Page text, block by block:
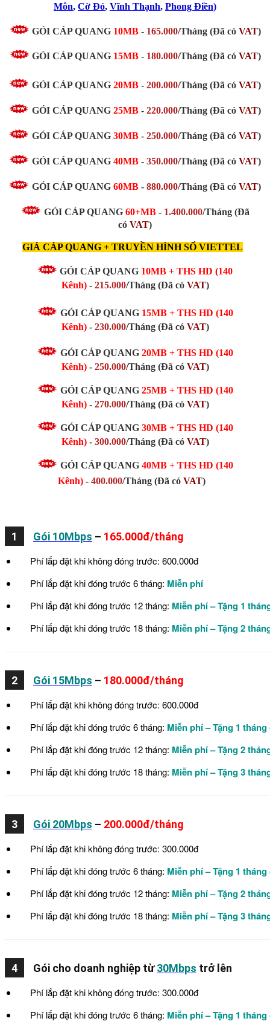
Môn, Cờ Đỏ, Vĩnh Thạnh, Phong Điền)
GÓI CÁP QUANG 10MB- 165.000/Tháng (Đã có VAT)
GÓI CÁP QUANG 15MB- 180.000/Tháng (Đã có VAT)
GÓI CÁP QUANG 20MB - 200.000/Tháng (Đã có VAT)
GÓI CÁP QUANG 25MB - 220.000/Tháng (Đã có VAT)
GÓI CÁP QUANG 30MB - 250.000/Tháng (Đã có VAT)
GÓI CÁP QUANG 40MB - 350.000/Tháng (Đã có VAT)
GÓI CÁP QUANG 60MB - 880.000/Tháng (Đã có VAT)
GÓI CÁP QUANG 60+MB- 1.400.000/Tháng (Đã
có VAT)
GIÁ CÁP QUANG + TRUYỀN HÌNH SỐ VIETTEL
GÓI CÁP QUANG 10MB + THS HD (140
Kênh)- 215.000/Tháng (Đã có VAT)
GÓI CÁP QUANG 15MB + THS HD (140
Kênh) - 230.000/Tháng (Đã có VAT)
GÓI CÁP QUANG 20MB + THS HD (140
Kênh) - 250.000/Tháng (Đã có VAT)
GÓI CÁP QUANG 25MB + THS HD (140
Kênh) - 270.000/Tháng (Đã có VAT)
GÓI CÁP QUANG 30MB + THS HD (140
Kênh) - 300.000/Tháng (Đã có VAT)
GÓI CÁP QUANG 40MB + THS HD (140
Kênh) - 400.000/Tháng (Đã có VAT)
1 Gói 10Mbps – 165.000đ/tháng
Phí lắp đặt khi không đóng trước: 600.000đ
Phí lắp đặt khi đóng trước 6 tháng: Miễn phí
Phí lắp đặt khi đóng trước 12 tháng: Miễn phí – Tặng 1
Phí lắp đặt khi đóng trước 18 tháng: Miễn phí – Tặng 2
2 Gói 15Mbps – 180.000đ/tháng
Phí lắp đặt khi không đóng trước: 600.000đ
Phí lắp đặt khi đóng trước 6 tháng: Miễn phí– Tặng 1
Phí lắp đặt khi đóng trước 12 tháng: Miễn phí – Tặng 2
Phí lắp đặt khi đóng trước 18 tháng: Miễn phí – Tặng 3
3 Gói 20Mbps – 200.000đ/tháng
Phí lắp đặt khi không đóng trước: 300.000đ
Phí lắp đặt khi đóng trước 6 tháng: Miễn phí – Tặng 1
Phí lắp đặt khi đóng trước 12 tháng: Miễn phí – Tặng 2
Phí lắp đặt khi đóng trước 18 tháng: Miễn phí – Tặng 3
4 Gói cho doanh nghiệp từ30Mbps trở lên
Phí lắp đặt khi không đóng trước: 300.000đ
Phí lắp đặt khi đóng trước 6 tháng: Miễn phí – Tặng 1